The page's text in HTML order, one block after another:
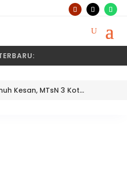
Dua Setengah Tahun Penuh Kesan, MTsN 3 Kota Padang Lepas Pengawas Pembina Dra. Nayusminar Nasrun